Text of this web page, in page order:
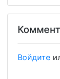
Войдите